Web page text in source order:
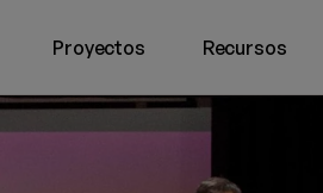
open submenu
Proyectos Recursos